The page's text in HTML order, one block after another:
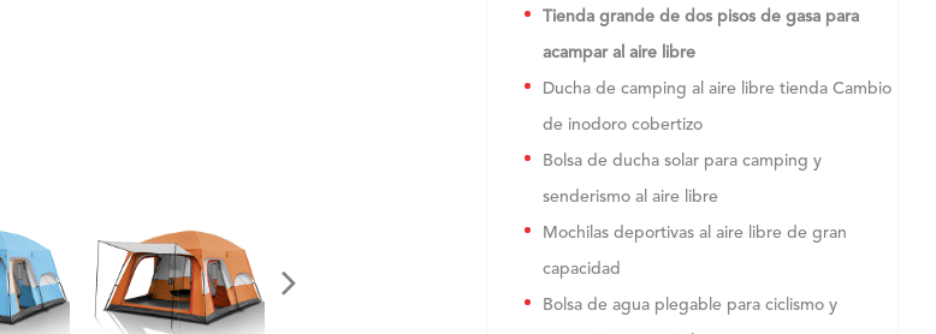
Tienda grande de dos pisos de gasa para
acampar al aire libre
Ducha de camping al aire libre tienda Cambio
de inodoro cobertizo
Bolsa de ducha solar para camping y
senderismo al aire libre
Mochilas deportivas al aire libre de gran
capacidad
Bolsa de agua plegable para ciclismo y